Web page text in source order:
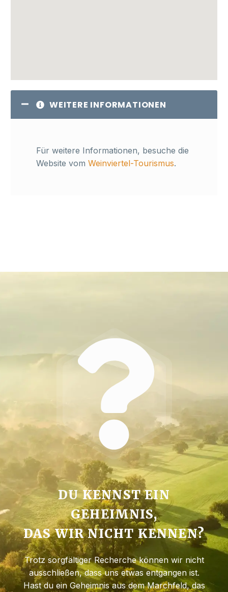
WEITERE INFORMATIONEN
Für weitere Informationen, besuche die
Website vom Weinviertel-Tourismus.
DU KENNST EIN
GEHEIMNIS,
DAS WIR NICHT KENNEN?
Trotz sorgfältiger Recherche können wir nicht
ausschließen, dass uns etwas entgangen ist.
Hast du ein Geheimnis aus dem Marchfeld, das